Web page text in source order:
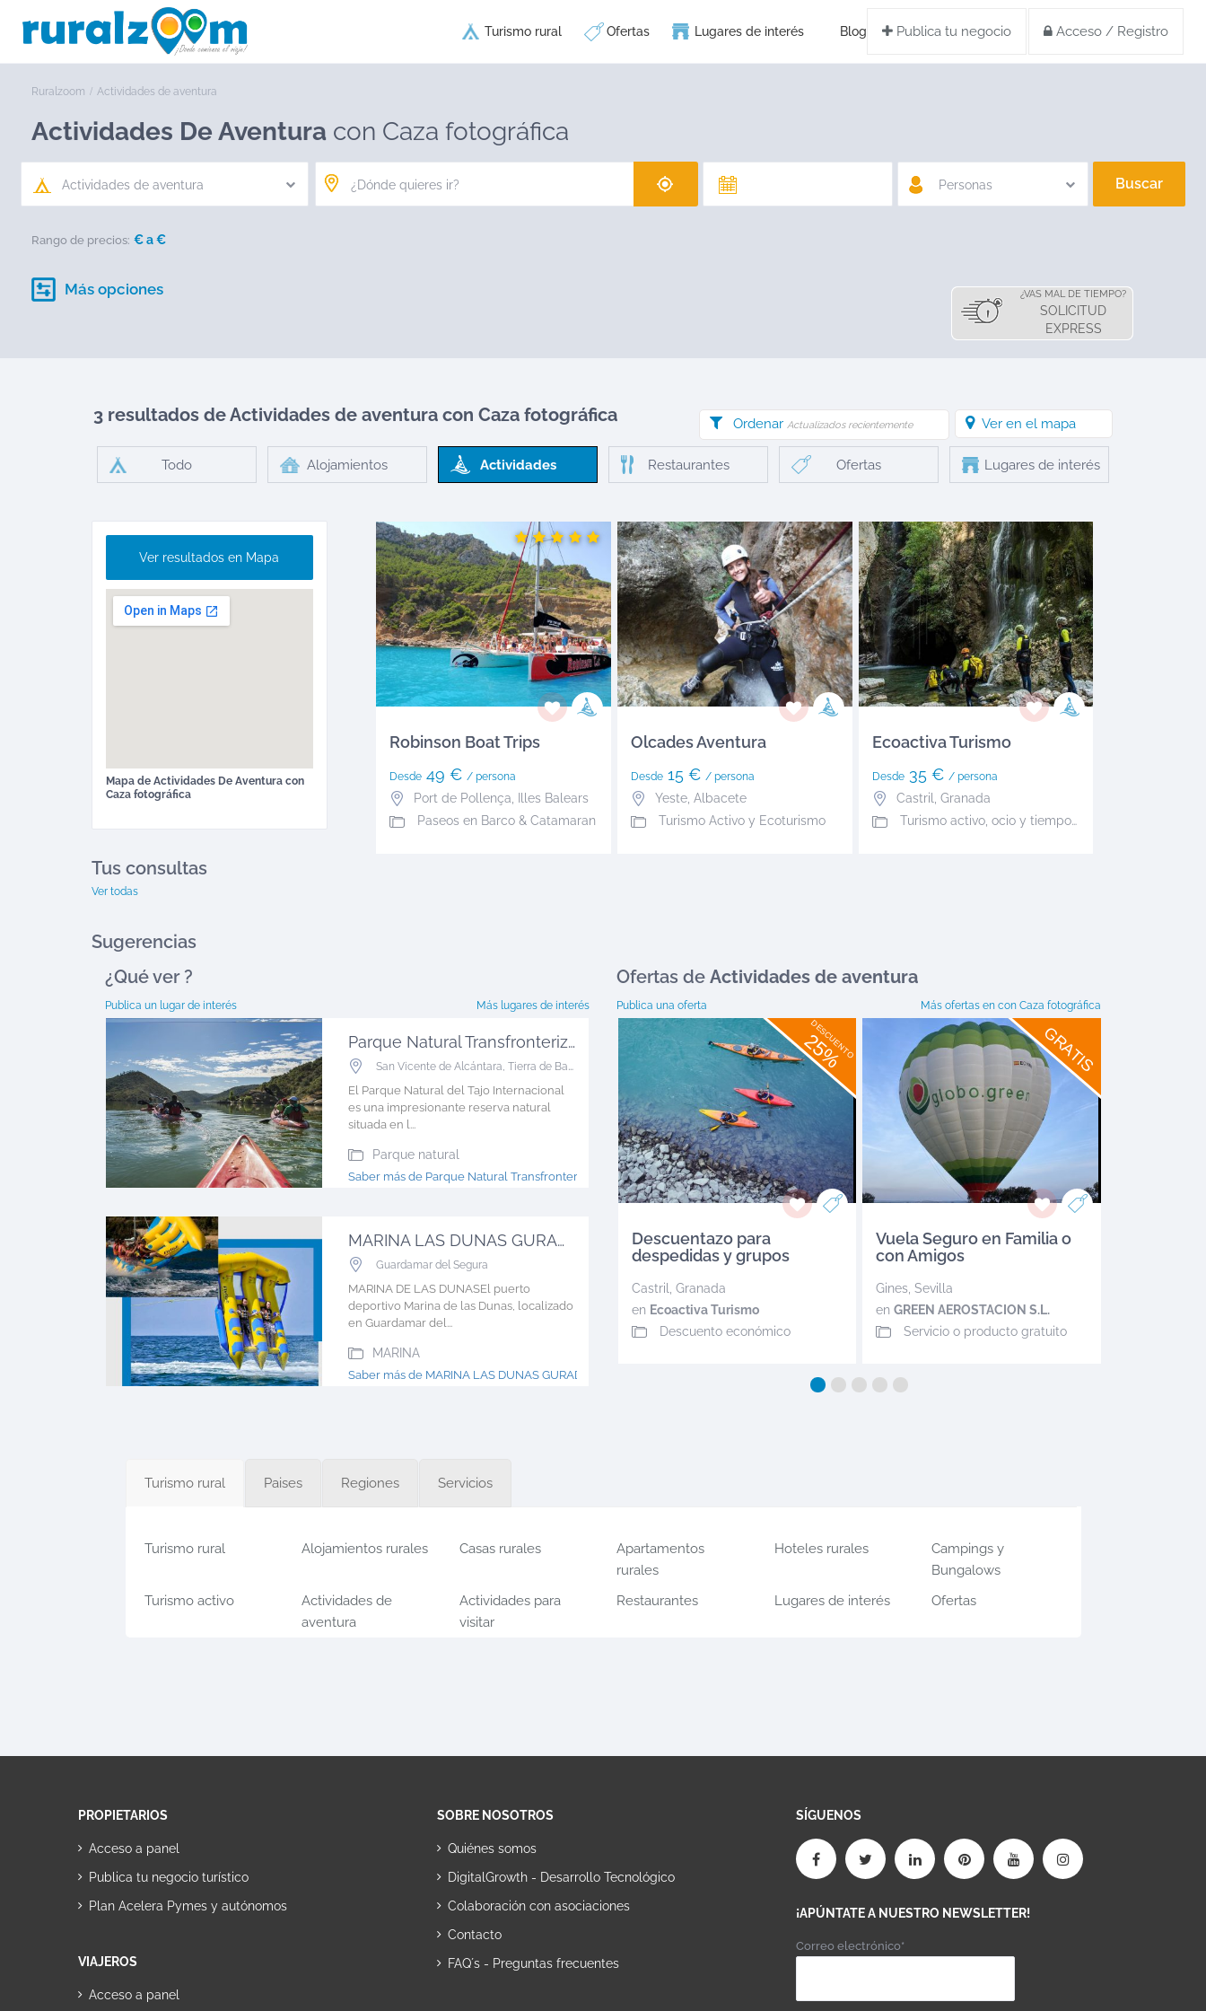
Publica tu negocio Acceso / Registro
Turismo rural Ofertas Lugares de interés Blog
Ruralzoom Actividades de aventura
Actividades De Aventura con Caza fotográfica
Actividades de aventura Personas Buscar
Rango de precios: € a€
Más opciones ¿VAS MAL DE TIEMPO?
SOLICITUD
EXPRESS
3 resultados de Actividades de aventura con Caza fotográfica Ordenar Actualizados recientemente Ver en el mapa
Todo Alojamientos Actividades Restaurantes Ofertas Lugares de interés
Robinson Boat Trips
Desde 49 € / persona
Port de Pollença
Illes Balears
Paseos en Barco & Catamaran
Olcades Aventura
Desde15 € / persona
Yeste, Albacete
Turismo Activo y Ecoturismo
Ecoactiva Turismo
Desde35 € / persona
Castril
Granada
Turismo activo, ocio y tiempo libre
Ver resultados en Mapa
Mapa de Actividades De Aventura con
Caza fotográfica
Tus consultas
Ver todas
Sugerencias
¿Qué ver ?
Publica un lugar de interés Más lugares de interés
Parque Natural Transfronterizo Tajo ...
San Vicente de Alcántara, Tierra de Badajoz
El Parque Natural del Tajo Internacional
es una impresionante reserva natural
situada en l...
Parque natural
Saber más de Parque Natural Transfronterizo Tajo >
MARINA LAS DUNAS GURADAMAR
Guardamar del Segura
MARINA DE LAS DUNASEl puerto
deportivo Marina de las Dunas, localizado
en Guardamar del...
MARINA
Saber más de MARINA LAS DUNAS GURADAMAR >
Ofertas de Actividades de aventura
Publica una oferta Más ofertas en con Caza fotográfica
DESCUENTO
25%
Descuentazo para
despedidas y grupos
Castril
Granada
en Ecoactiva Turismo
Descuento económico
GRATIS
Vuela Seguro en Familia o
con Amigos
Gines ,Sevilla
enGREEN AEROSTACION S.L.
Servicio o producto gratuito
Turismo rural Paises Regiones Servicios
Turismo rural Alojamientos rurales Casas rurales
Apartamentos
rurales
Hoteles rurales
Campings y
Bungalows
Turismo activo
Actividades de
aventura
Actividades para
visitar
Restaurantes Lugares de interés Ofertas
PROPIETARIOS
Acceso a panel
Publica tu negocio turístico
Plan Acelera Pymes y autónomos
VIAJEROS
Acceso a panel
SOBRE NOSOTROS
Quiénes somos
DigitalGrowth - Desarrollo Tecnológico
Colaboración con asociaciones
Contacto
FAQ´s - Preguntas frecuentes
SÍGUENOS
¡APÚNTATE A NUESTRO NEWSLETTER!
Correo electrónico*